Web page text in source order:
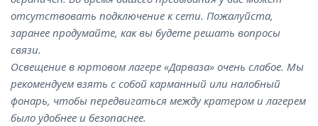
отсутствовать подключение к сети. Пожалуйста,
заранее продумайте, как вы будете решать вопросы
связи.
Освещение в юртовом лагере «Дарваза» очень слабое. Мы
рекомендуем взять с собой карманный или налобный
фонарь, чтобы передвигаться между кратером и лагерем
было удобнее и безопаснее.